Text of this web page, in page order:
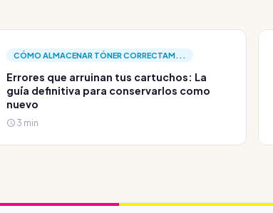
CÓMO ALMACENAR TÓNER CORRECTAM...
Errores que arruinan tus cartuchos: La
guía definitiva para conservarlos como
nuevo
3 min